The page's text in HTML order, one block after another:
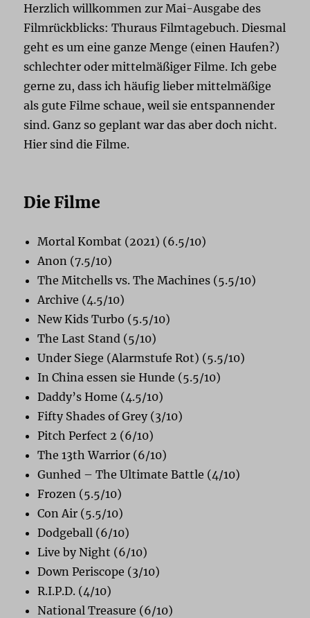
Herzlich willkommen zur Mai-Ausgabe des
Filmrückblicks: Thuraus Filmtagebuch. Diesmal
geht es um eine ganze Menge (einen Haufen?)
schlechter oder mittelmäßiger Filme. Ich gebe
gerne zu, dass ich häufig lieber mittelmäßige
als gute Filme schaue, weil sie entspannender
sind. Ganz so geplant war das aber doch nicht.
Hier sind die Filme.
Die Filme
Mortal Kombat (2021) (6.5/10)
Anon (7.5/10)
The Mitchells vs. The Machines (5.5/10)
Archive (4.5/10)
New Kids Turbo (5.5/10)
The Last Stand (5/10)
Under Siege (Alarmstufe Rot) (5.5/10)
In China essen sie Hunde (5.5/10)
Daddy’s Home (4.5/10)
Fifty Shades of Grey (3/10)
Pitch Perfect 2 (6/10)
The 13th Warrior (6/10)
Gunhed – The Ultimate Battle (4/10)
Frozen (5.5/10)
Con Air (5.5/10)
Dodgeball (6/10)
Live by Night (6/10)
Down Periscope (3/10)
R.I.P.D. (4/10)
National Treasure (6/10)